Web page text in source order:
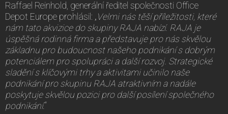
Raffael Reinhold, generální ředitel společnosti Office
Depot Europe prohlásil: „ Velmi nás těší příležitosti, které
nám tato akvizice do skupiny RAJA nabízí. RAJA je
úspěšná rodinná firma a představuje pro nás skvělou
základnu pro budoucnost našeho podnikání s dobrým
potenciálem pro spolupráci a další rozvoj. Strategické
sladění s klíčovými trhy a aktivitami učinilo naše
podnikání pro skupinu RAJA atraktivním a nadále
poskytuje skvělou pozici pro další posílení společného
podnikání.“